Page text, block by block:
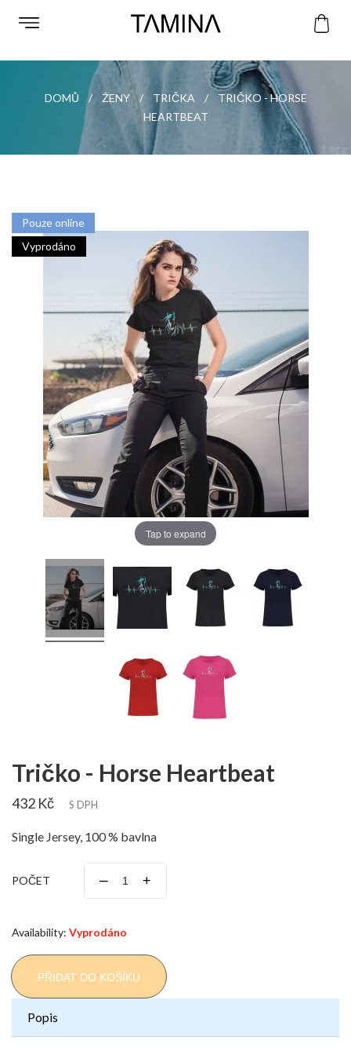
DOMŮ ŽENY TRIČKA
TRIČKO - HORSE
HEARTBEAT
Pouze online
Vyprodáno
Tap to expand
Tričko - Horse Heartbeat
432 Kč S DPH
Single Jersey, 100 % bavlna
POČET – +
Availability: Vyprodáno
PŘIDAT DO KOŠÍKU
Popis